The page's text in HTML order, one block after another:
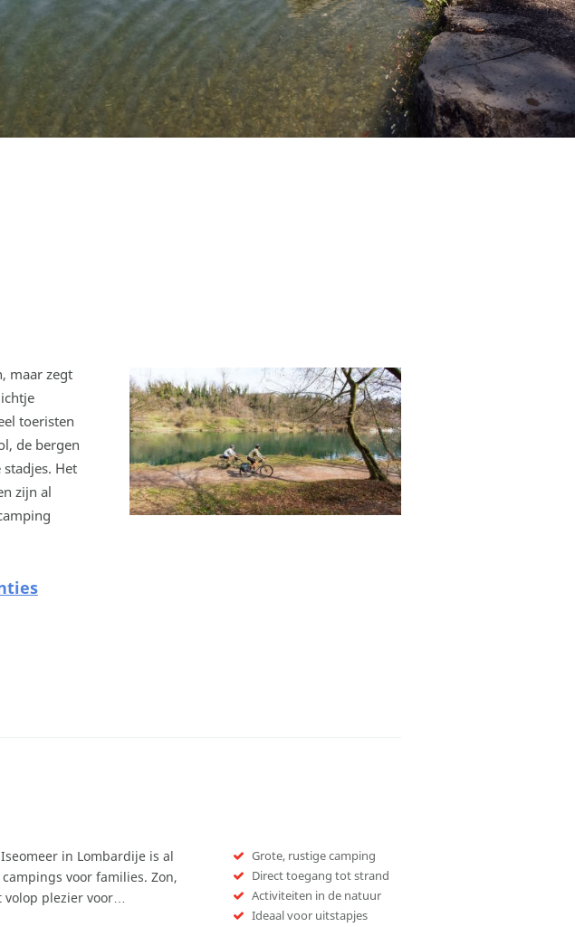
maar zegt
toeristen
de bergen
Het
zijn al
in Lombardije is al
voor families. Zon,
volop plezier voor…
Grote, rustige camping
Direct toegang tot strand
Activiteiten in de natuur
Ideaal voor uitstapjes